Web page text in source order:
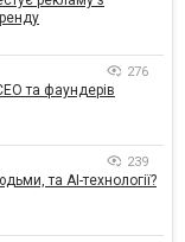
276
та фаундерів
239
та AI-технології?